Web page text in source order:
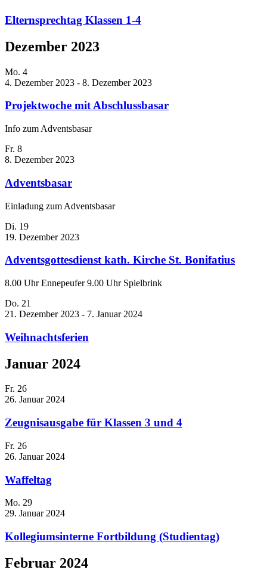
Elternsprechtag Klassen 1-4
Dezember 2023
Mo. 4
4. Dezember 2023 - 8. Dezember 2023
Projektwoche mit Abschlussbasar
Info zum Adventsbasar
Fr. 8
8. Dezember 2023
Adventsbasar
Einladung zum Adventsbasar
Di. 19
19. Dezember 2023
Adventsgottesdienst kath. Kirche St. Bonifatius
8.00 Uhr Ennepeufer 9.00 Uhr Spielbrink
Do. 21
21. Dezember 2023 - 7. Januar 2024
Weihnachtsferien
Januar 2024
Fr. 26
26. Januar 2024
Zeugnisausgabe für Klassen 3 und 4
Fr. 26
26. Januar 2024
Waffeltag
Mo. 29
29. Januar 2024
Kollegiumsinterne Fortbildung (Studientag)
Februar 2024